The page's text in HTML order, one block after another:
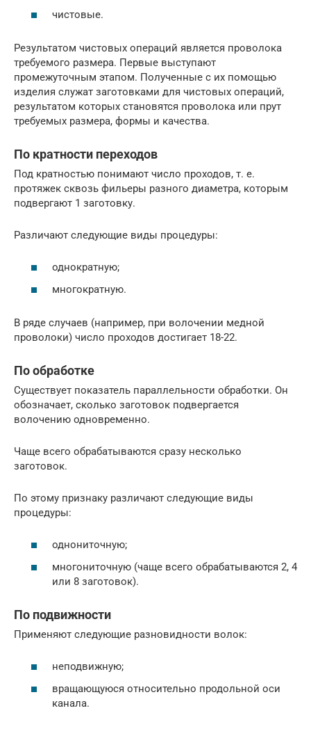
чистовые.
Результатом чистовых операций является проволока
требуемого размера. Первые выступают
промежуточным этапом. Полученные с их помощью
изделия служат заготовками для чистовых операций,
результатом которых становятся проволока или прут
требуемых размера, формы и качества.
По кратности переходов
Под кратностью понимают число проходов, т. е.
протяжек сквозь фильеры разного диаметра, которым
подвергают 1 заготовку.
Различают следующие виды процедуры:
однократную;
многократную.
В ряде случаев (например, при волочении медной
проволоки) число проходов достигает 18-22.
По обработке
Существует показатель параллельности обработки. Он
обозначает, сколько заготовок подвергается
волочению одновременно.
Чаще всего обрабатываются сразу несколько
заготовок.
По этому признаку различают следующие виды
процедуры:
однониточную;
многониточную (чаще всего обрабатываются 2, 4
или 8 заготовок).
По подвижности
Применяют следующие разновидности волок:
неподвижную;
вращающуюся относительно продольной оси
канала.